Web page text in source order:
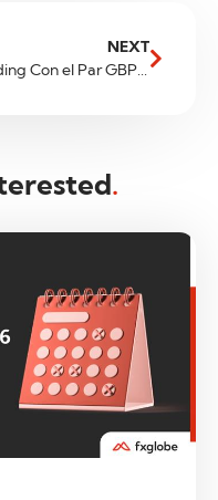
NEXT
Trading Con el Par GBP/USD – Guía Rápida
.